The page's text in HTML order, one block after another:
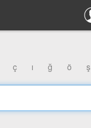
ç ı ğ ö ş